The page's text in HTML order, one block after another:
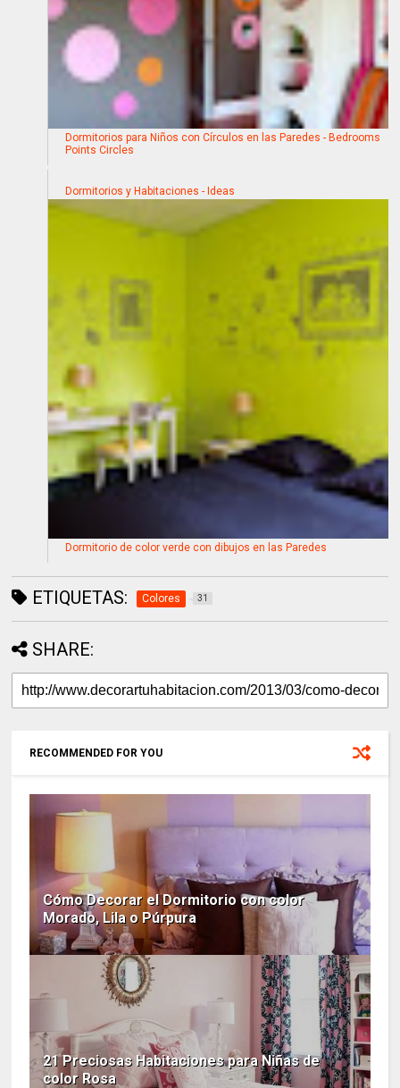
Dormitorios para Niños con Círculos en las Paredes - Bedrooms
Points Circles
Dormitorios y Habitaciones - Ideas
Dormitorio de color verde con dibujos en las Paredes
ETIQUETAS: Colores 31
SHARE:
RECOMMENDED FOR YOU
Cómo Decorar el Dormitorio con color
Morado, Lila o Púrpura
21 Preciosas Habitaciones para Niñas de
color Rosa